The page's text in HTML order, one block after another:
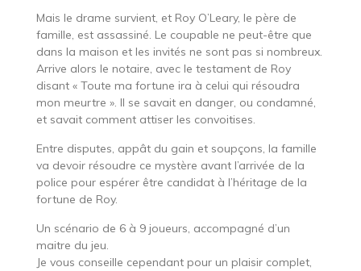
Mais le drame survient, et Roy O’Leary, le père de
famille, est assassiné. Le coupable ne peut-être que
dans la maison et les invités ne sont pas si nombreux.
Arrive alors le notaire, avec le testament de Roy
disant « Toute ma fortune ira à celui qui résoudra
mon meurtre ». Il se savait en danger, ou condamné,
et savait comment attiser les convoitises.
Entre disputes, appât du gain et soupçons, la famille
va devoir résoudre ce mystère avant l’arrivée de la
police pour espérer être candidat à l’héritage de la
fortune de Roy.
Un scénario de 6 à 9 joueurs, accompagné d’un
maitre du jeu.
Je vous conseille cependant pour un plaisir complet,